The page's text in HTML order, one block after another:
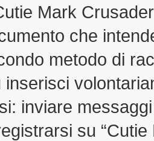
Mark
che
metodo di
inserisci
inviare
su